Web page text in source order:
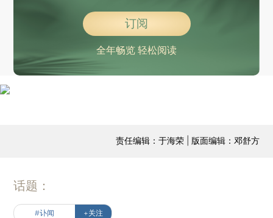
订阅
全年畅览 轻松阅读
责任编辑：于海荣 | 版面编辑：邓舒方
话题：
#讣闻 +关注